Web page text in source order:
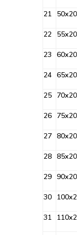
21
22
23
24
25
26
27
28
29
30
31